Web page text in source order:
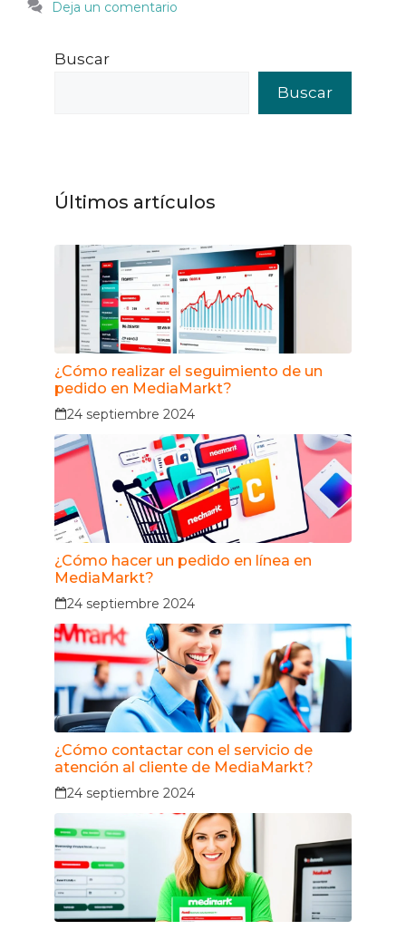
Deja un comentario
Buscar
Buscar
Últimos artículos
¿Cómo realizar el seguimiento de un
pedido en MediaMarkt?
24 septiembre 2024
¿Cómo hacer un pedido en línea en
MediaMarkt?
24 septiembre 2024
¿Cómo contactar con el servicio de
atención al cliente de MediaMarkt?
24 septiembre 2024